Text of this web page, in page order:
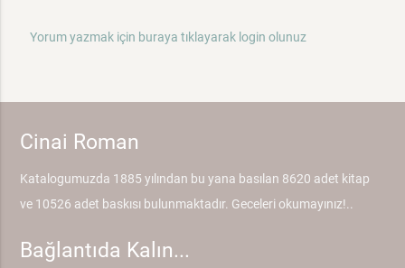
Yorum yazmak için buraya tıklayarak login olunuz
Cinai Roman
Katalogumuzda 1885 yılından bu yana basılan 8620 adet kitap
ve 10526 adet baskısı bulunmaktadır. Geceleri okumayınız!..
Bağlantıda Kalın...